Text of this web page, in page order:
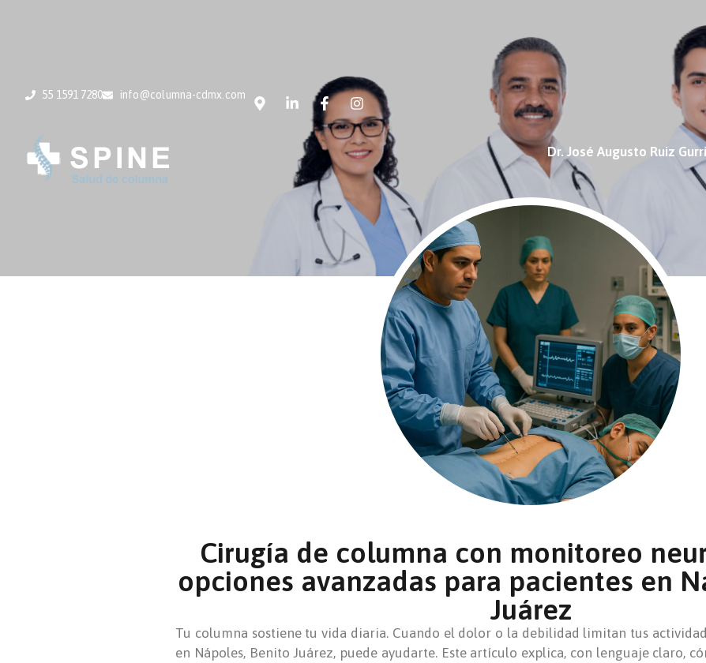
55 1591 7280 info@columna-cdmx.com
Dr. José Augusto Ruiz
Cirugía de columna con monitoreo
opciones avanzadas para pacientes en
Juárez
Tu columna sostiene tu vida diaria. Cuando el dolor o la debilidad limitan tus
en Nápoles, Benito Juárez, puede ayudarte. Este artículo explica, con lenguaje claro,